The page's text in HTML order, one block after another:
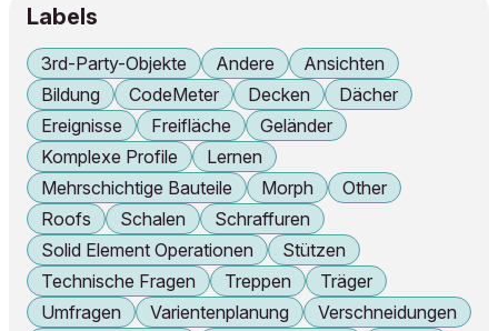
Labels
3rd-Party-Objekte Andere
Ansichten
Bildung
CodeMeter Decken
Dächer
Ereignisse
Freifläche
Geländer
Komplexe Profile
Lernen
Mehrschichtige Bauteile
Morph
Other
Roofs
Schalen
Schraffuren
Solid Element Operationen
Stützen
Technische Fragen
Treppen
Träger
Umfragen
Varientenplanung
Verschneidungen